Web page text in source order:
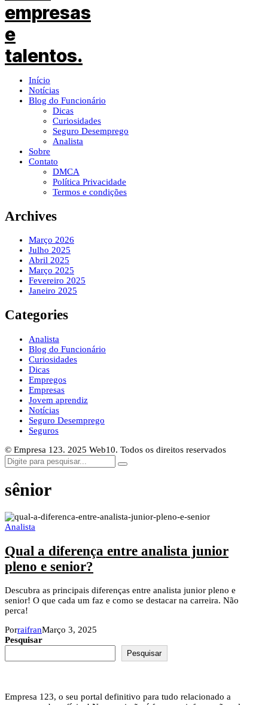
Início
Notícias
Blog do Funcionário
Dicas
Curiosidades
Seguro Desemprego
Analista
Sobre
Contato
DMCA
Política Privacidade
Termos e condições
Archives
Março 2026
Julho 2025
Abril 2025
Março 2025
Fevereiro 2025
Janeiro 2025
Categories
Analista
Blog do Funcionário
Curiosidades
Dicas
Empregos
Empresas
Jovem aprendiz
Notícias
Seguro Desemprego
Seguros
© Empresa 123. 2025 Web10. Todos os direitos reservados
sênior
Analista
Qual a diferença entre analista junior
pleno e senior?
Descubra as principais diferenças entre analista junior pleno e
senior! O que cada um faz e como se destacar na carreira. Não
perca!
PorraifranMarço 3, 2025
Pesquisar
Pesquisar
Empresa 123, o seu portal definitivo para tudo relacionado a